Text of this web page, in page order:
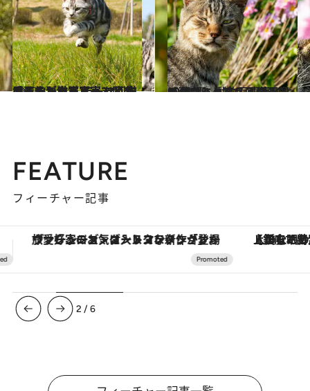
2022.3.1
【画像】猫写真家・関 由香さんが激写 テーマ別猫フォトギャラリーまとめ 愛くるしい猫写真21点集めました！
カルチャー 2023.1.1
【クスっと笑える猫画像90枚超】 動物写真家による面白にゃんこ画像まとめ
ライフスタイル
FEATURE
フィーチャー記事
【銀座で出合う最旬美容】美髪ケアや上質な眠り…セルフケアのアップデートから、特別な名入れギフトまで。大人のための「ReFa GINZA」クルーズ
3 /6